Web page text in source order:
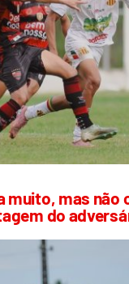
muito, mas não
do